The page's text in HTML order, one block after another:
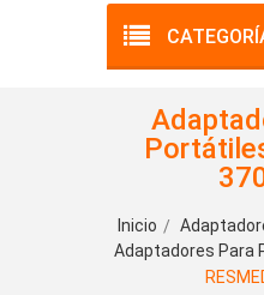
Inicio
Adaptadores Para